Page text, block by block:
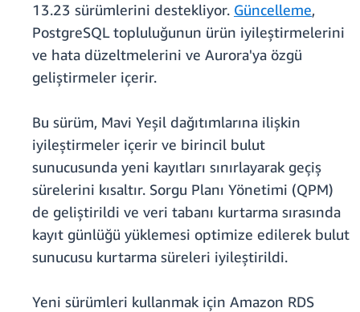
13.23 sürümlerini destekliyor. Güncelleme,
PostgreSQL topluluğunun ürün iyileştirmelerini
ve hata düzeltmelerini ve Aurora'ya özgü
geliştirmeler içerir.
Bu sürüm, Mavi Yeşil dağıtımlarına ilişkin
iyileştirmeler içerir ve birincil bulut
sunucusunda yeni kayıtları sınırlayarak geçiş
sürelerini kısaltır. Sorgu Planı Yönetimi (QPM)
de geliştirildi ve veri tabanı kurtarma sırasında
kayıt günlüğü yüklemesi optimize edilerek bulut
sunucusu kurtarma süreleri iyileştirildi.
Yeni sürümleri kullanmak için Amazon RDS